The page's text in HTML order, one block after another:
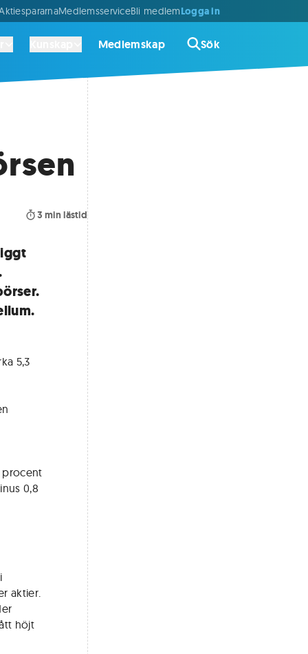
MedlemsserviceBli medlemLogga in
Medlemskap Sök
3 min lästid
5,3
procent
0,8
aktier.
höjt